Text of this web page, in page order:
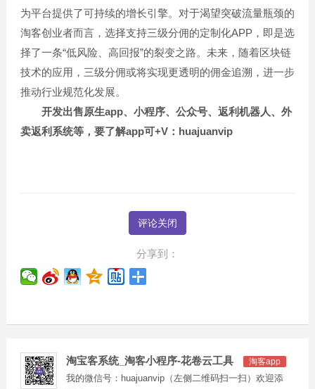
为平台提供了可持续的增长引擎。对于渴望突破流量瓶颈的
淘客创业者而言，选择支持三级分佣的定制化APP，即是选
择了一条“低风险、高回报”的裂变之路。未来，随着区块链
技术的应用，三级分佣或将实现更透明的佣金追溯，进一步
推动行业规范化发展。
开发出售原生app、小程序、公众号、返利机器人、外
卖返利系统等，要了解app可+V：huajuanvip
评论关闭
分享到：
淘宝客系统_淘客小程序-花卷云工具 淘客app
我的微信号：huajuanvip（左侧二维码扫一扫）欢迎添